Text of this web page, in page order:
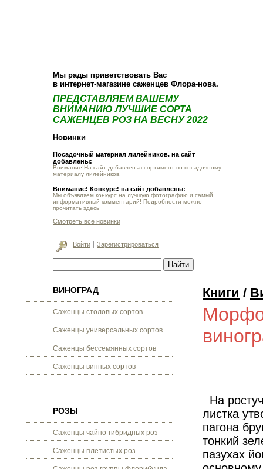
Мы рады приветствовать Вас
в интернет-магазине саженцев Флора-нова.
ПРЕДСТАВЛЯЕМ ВАШЕМУ
ВНИМАНИЮ ЛУЧШИЕ СОРТА
САЖЕНЦЕВ РОЗ НА ВЕСНУ 2022
Новинки
Посадочный материал лилейников. на сайт
добавлены:
Внимание!На сайт добавлен ассортимент по посадочному
материалу лилейников.
Внимание! Конкурс! на сайт добавлены:
Мы объявляем конкурс на лучшую фотографию и самый
информативный комментарий! Подробности можно
прочитать здесь
Смотреть все новинки
Войти Зарегистрироваться
ВИНОГРАД
Саженцы столовых сортов
Саженцы универсальных сортов
Саженцы бессемянных сортов
Саженцы винных сортов
РОЗЫ
Саженцы чайно-гибридных роз
Саженцы плетистых роз
Книги /
На
листка
пагона
тонкий
пазухах